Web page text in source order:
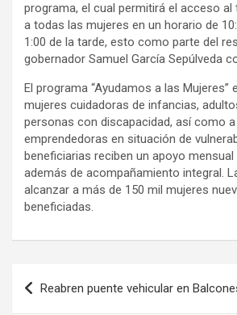
programa, el cual permitirá el acceso
a todas las mujeres en un horario de
1:00 de la tarde, esto como parte del
gobernador Samuel García Sepúlveda
El programa “Ayudamos a las Mujeres”
mujeres cuidadoras de infancias,
personas con discapacidad, así como
emprendedoras en situación de
beneficiarias reciben un apoyo
además de acompañamiento integral.
alcanzar a más de 150 mil mujeres
beneficiadas.
Navegación
de
Reabren puente vehicular en